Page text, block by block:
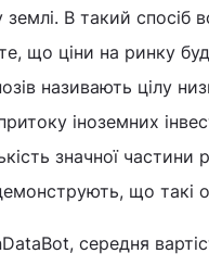
землі. В такий спосіб
що ціни на ринку
називають цілу
іноземних
значної частини
що такі
середня